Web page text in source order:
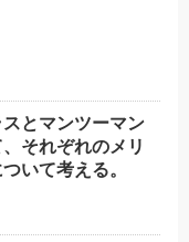
とマンツーマン
それぞれのメリ
いて考える。